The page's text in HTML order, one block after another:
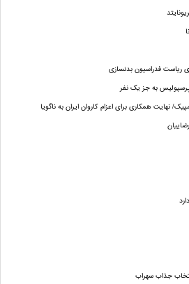
ریاست فدراسیون بدنسازی
به جز یک نفر
نهایت همکاری برای اعزام کاروان ایران به ناگویا
جذاب سهراب